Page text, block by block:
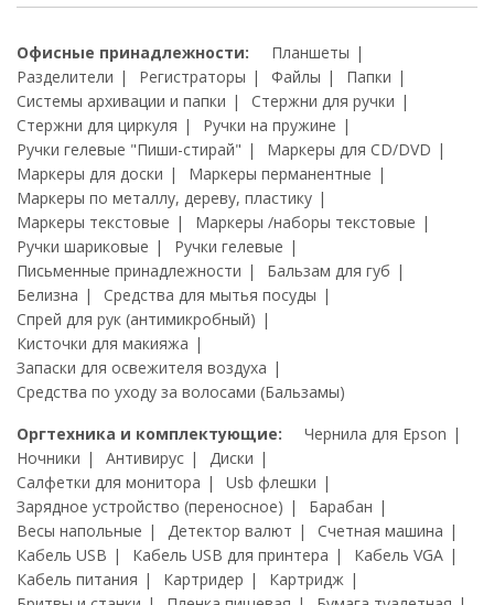
Офисные принадлежности:
Планшеты
Разделители
Регистраторы Файлы
Папки
Системы архивации и папки
Стержни для ручки
Стержни для циркуля
Ручки на пружине
Ручки гелевые "Пиши-стирай"
Маркеры для CD/DVD
Маркеры для доски
Маркеры перманентные
Маркеры по металлу, дереву, пластику
Маркеры текстовые
Маркеры /наборы текстовые
Ручки шариковые
Ручки гелевые
Письменные принадлежности
Бальзам для губ
Белизна
Средства для мытья посуды
Спрей для рук (антимикробный)
Кисточки для макияжа
Запаски для освежителя воздуха
Средства по уходу за волосами (Бальзамы)
Оргтехника и комплектующие:
Чернила для Epson
Ночники
Антивирус
Диски
Салфетки для монитора
Usb флешки
Зарядное устройство (переносное)
Барабан
Весы напольные
Детектор валют
Счетная машина
Кабель USB
Кабель USB для принтера
Кабель VGA
Кабель питания
Картридер
Картридж